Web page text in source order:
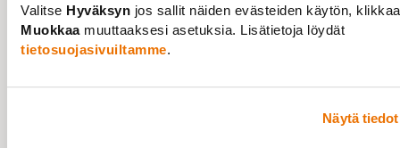
Valitse Hyväksyn jos sallit näiden evästeiden käytön, klikkaa
Muokkaamuuttaaksesi asetuksia. Lisätietoja löydät
tietosuojasivuiltamme.
Näytä tiedot